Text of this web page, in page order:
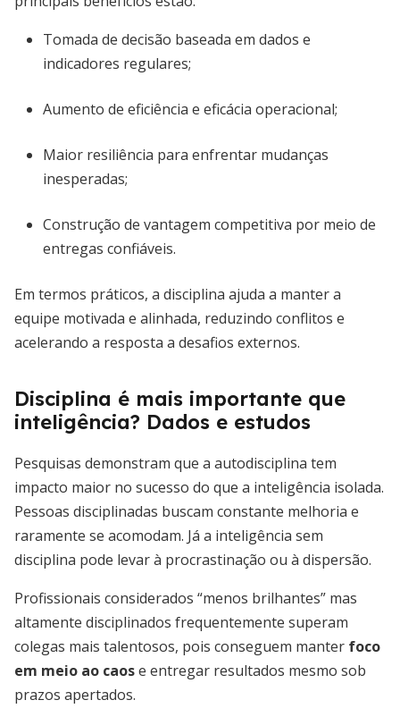
Tomada de decisão baseada em dados e
indicadores regulares;
Aumento de eficiência e eficácia operacional;
Maior resiliência para enfrentar mudanças
inesperadas;
Construção de vantagem competitiva por meio de
entregas confiáveis.
Em termos práticos, a disciplina ajuda a manter a
equipe motivada e alinhada, reduzindo conflitos e
acelerando a resposta a desafios externos.
Disciplina é mais importante que
inteligência? Dados e estudos
Pesquisas demonstram que a autodisciplina tem
impacto maior no sucesso do que a inteligência isolada.
Pessoas disciplinadas buscam constante melhoria e
raramente se acomodam. Já a inteligência sem
disciplina pode levar à procrastinação ou à dispersão.
Profissionais considerados “menos brilhantes” mas
altamente disciplinados frequentemente superam
colegas mais talentosos, pois conseguem manter foco
em meio ao caose entregar resultados mesmo sob
prazos apertados.